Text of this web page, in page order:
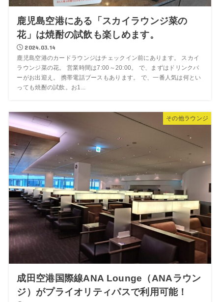
鹿児島空港にある「スカイラウンジ菜の
花」は焼酎の試飲も楽しめます。
2024.03.14
鹿児島空港のカードラウンジはチェックイン前にあります。 スカイ
ラウンジ菜の花。 営業時間は7:00～20:00。 で、まずはドリンクバ
ーがお出迎え。 携帯電話ブースもあります。 で、一番人気は何とい
っても焼酎の試飲。お1...
その他ラウンジ
成田空港国際線ANA Lounge（ANAラウン
ジ）がプライオリティパスで利用可能！